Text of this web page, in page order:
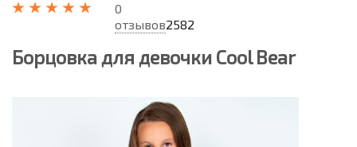
0
отзывов2582
Борцовка для девочки Cool Bear